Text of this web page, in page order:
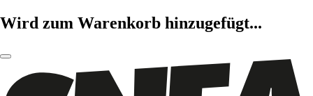
Wird zum Warenkorb hinzugefügt...